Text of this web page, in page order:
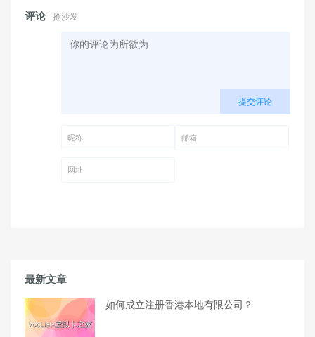
评论 抢沙发
提交评论
最新文章
如何成立注册香港本地有限公司？